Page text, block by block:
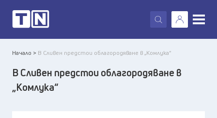
X
Начало > В Сливен предстои облагородяване в „Комлука“
В Сливен предстои облагородяване в
„Комлука“